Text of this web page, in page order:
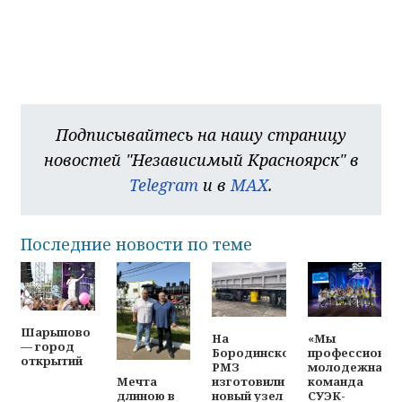
Подписывайтесь на нашу страницу
новостей "Независимый Красноярск" в
Telegram и в MAX.
Последние новости по теме
Шарыпово
— город
открытий
Мечта
длиною в
На
Бородинском
РМЗ
изготовили
новый узел
«Мы
молодежная
команда
СУЭК-